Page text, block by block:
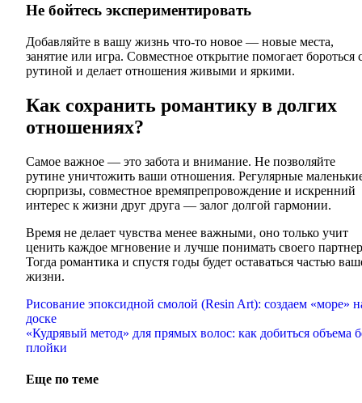
Не бойтесь экспериментировать
Добавляйте в вашу жизнь что-то новое — новые места,
занятие или игра. Совместное открытие помогает бороться
рутиной и делает отношения живыми и яркими.
Как сохранить романтику в долгих
отношениях?
Самое важное — это забота и внимание. Не позволяйте
рутине уничтожить ваши отношения. Регулярные
сюрпризы, совместное времяпрепровождение и искренний
интерес к жизни друг друга — залог долгой гармонии.
Время не делает чувства менее важными, оно только учит
ценить каждое мгновение и лучше понимать своего
Тогда романтика и спустя годы будет оставаться частью
жизни.
Навигация
по
записям
Рисование эпоксидной смолой (Resin Art): создаем «море»
доске
«Кудрявый метод» для прямых волос: как добиться объема
плойки
Еще по теме